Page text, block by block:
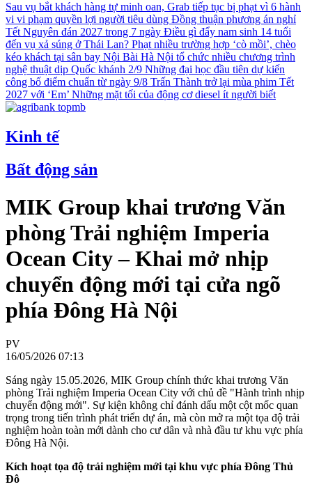
Sau vụ bắt khách hàng tự minh oan, Grab tiếp tục bị phạt vì 6 hành
vi vi phạm quyền lợi người tiêu dùng Đồng thuận phương án nghỉ
Tết Nguyên đán 2027 trong 7 ngày Điều gì đẩy nam sinh 14 tuổi
đến vụ xả súng ở Thái Lan? Phạt nhiều trường hợp ‘cò mồi’, chèo
kéo khách tại sân bay Nội Bài Hà Nội tổ chức nhiều chương trình
nghệ thuật dịp Quốc khánh 2/9 Những đại học đầu tiên dự kiến
công bố điểm chuẩn từ ngày 9/8 Trấn Thành trở lại mùa phim Tết
2027 với ‘Em’ Những mặt tối của động cơ diesel ít người biết
Kinh tế
Bất động sản
MIK Group khai trương Văn
phòng Trải nghiệm Imperia
Ocean City – Khai mở nhịp
chuyển động mới tại cửa ngõ
phía Đông Hà Nội
PV
16/05/2026 07:13
Sáng ngày 15.05.2026, MIK Group chính thức khai trương Văn
phòng Trải nghiệm Imperia Ocean City với chủ đề "Hành trình nhịp
chuyển động mới". Sự kiện không chỉ đánh dấu một cột mốc quan
trọng trong tiến trình phát triển dự án, mà còn mở ra một tọa độ trải
nghiệm hoàn toàn mới dành cho cư dân và nhà đầu tư khu vực phía
Đông Hà Nội.
Kích hoạt tọa độ trải nghiệm mới tại khu vực phía Đông Thủ
Đô